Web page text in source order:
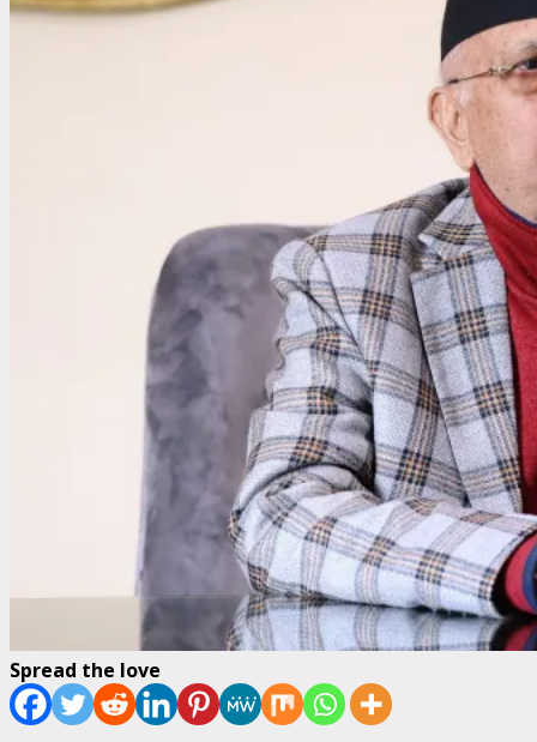
Spread the love